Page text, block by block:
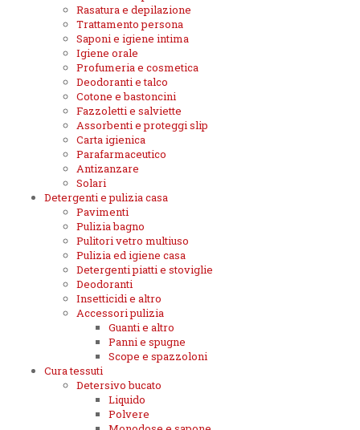
Rasatura e depilazione
Trattamento persona
Saponi e igiene intima
Igiene orale
Profumeria e cosmetica
Deodoranti e talco
Cotone e bastoncini
Fazzoletti e salviette
Assorbenti e proteggi slip
Carta igienica
Parafarmaceutico
Antizanzare
Solari
Detergenti e pulizia casa
Pavimenti
Pulizia bagno
Pulitori vetro multiuso
Pulizia ed igiene casa
Detergenti piatti e stoviglie
Deodoranti
Insetticidi e altro
Accessori pulizia
Guanti e altro
Panni e spugne
Scope e spazzoloni
Cura tessuti
Detersivo bucato
Liquido
Polvere